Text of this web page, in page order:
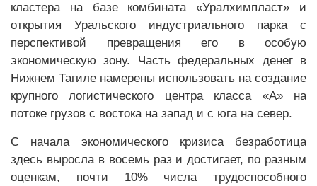
кластера на базе комбината «Уралхимпласт» и
открытия Уральского индустриального парка с
перспективой превращения его в особую
экономическую зону. Часть федеральных денег в
Нижнем Тагиле намерены использовать на создание
крупного логистического центра класса «А» на
потоке грузов с востока на запад и с юга на север.
С начала экономического кризиса безработица
здесь выросла в восемь раз и достигает, по разным
оценкам, почти 10% числа трудоспособного